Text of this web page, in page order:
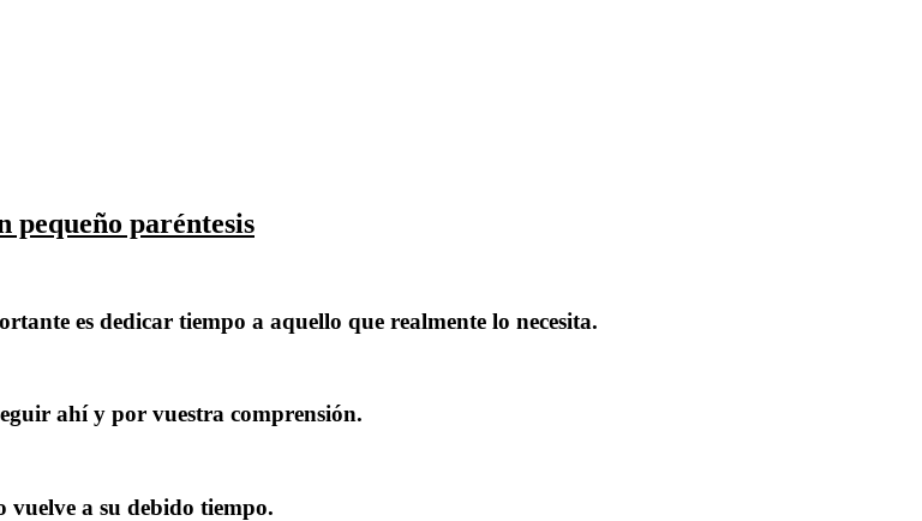
pequeño paréntesis
es dedicar tiempo a aquello que realmente lo necesita.
ahí y por vuestra comprensión.
vuelve a su debido tiempo.